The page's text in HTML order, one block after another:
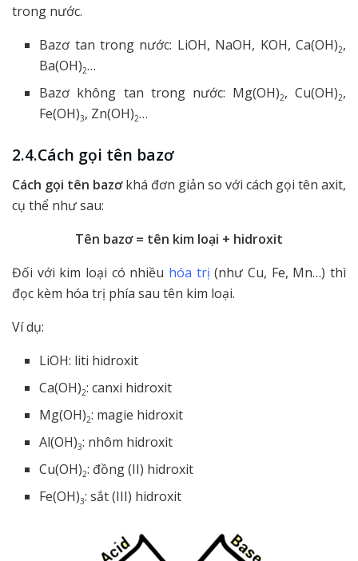
trong nước.
Bazơ tan trong nước: LiOH, NaOH, KOH, Ca(OH)2,
Ba(OH)2…
Bazơ không tan trong nước: Mg(OH)2, Cu(OH)2,
Fe(OH)3, Zn(OH)2…
2.4.Cách gọi tên bazơ
Cách gọi tên bazơkhá đơn giản so với cách gọi tên axit,
cụ thể như sau:
Tên bazơ = tên kim loại + hidroxit
Đối với kim loại có nhiều hóa trị (như Cu, Fe, Mn…) thì
đọc kèm hóa trị phía sau tên kim loại.
Ví dụ:
LiOH: liti hidroxit
Ca(OH)2: canxi hidroxit
Mg(OH)2: magie hidroxit
Al(OH)3: nhôm hidroxit
Cu(OH)2: đồng (II) hidroxit
Fe(OH)3: sắt (III) hidroxit